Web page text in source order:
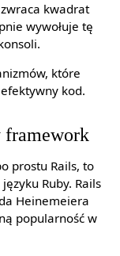
kwadrat
wywołuje tę
które
kod.
framework
prostu Rails, to
Ruby. Rails
Heinemeiera
popularność w